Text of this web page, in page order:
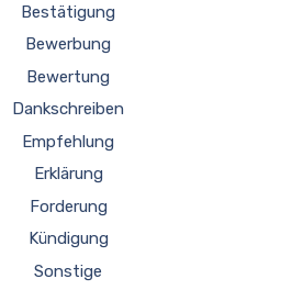
Bestätigung
Bewerbung
Bewertung
Dankschreiben
Empfehlung
Erklärung
Forderung
Kündigung
Sonstige